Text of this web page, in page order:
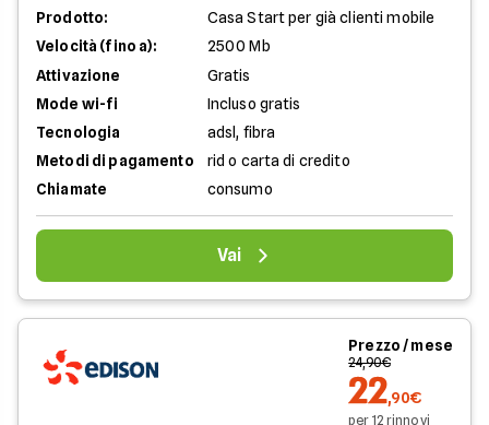
Prodotto:
Casa Start per già clienti mobile
Velocità (fino a):
2500 Mb
Attivazione
Gratis
Mode wi-fi
Incluso gratis
Tecnologia
adsl, fibra
Metodi di pagamento
rid o carta di credito
Chiamate
consumo
Vai
Prezzo / mese
24,90€
22,90€
per 12 rinnovi